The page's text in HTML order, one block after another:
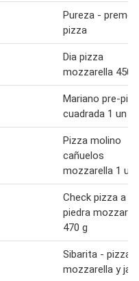
Pureza -
pizza
Dia pizza
mozzarella 450
Mariano pre-
cuadrada 1 un
Pizza molino
cañuelos
mozzarella 1 u
Check pizza a la
piedra
470 g
Sibarita - pizza
mozzarella y